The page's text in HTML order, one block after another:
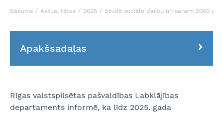
Sākums Aktualitātes 2025 Studē sociālo darbu un saņem 2000
Apakšsadaļas
Rīgas valstspilsētas pašvaldības Labklājības
departaments informē, ka līdz 2025. gada